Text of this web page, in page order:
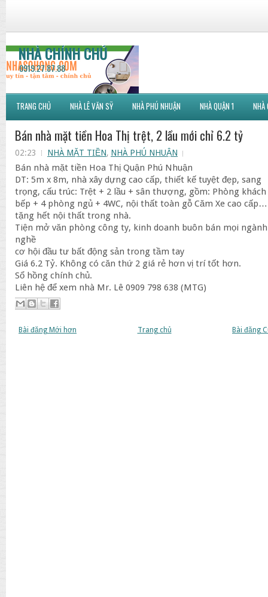
NHÀ CHÍNH CHỦ
0919.27.87.88
TRANG CHỦ NHÀ LÊ VĂN SỸ NHÀ PHÚ NHUẬN NHÀ QUẬN 1 NHÀ
Bán nhà mặt tiền Hoa Thị trệt, 2 lầu mới chỉ 6.2 tỷ
02:23 NHÀ MẶT TIỀN, NHÀ PHÚ NHUẬN
Bán nhà mặt tiền Hoa Thị Quận Phú Nhuận
DT: 5m x 8m, nhà xây dựng cao cấp, thiết kế tuyệt đẹp, sang
trọng, cấu trúc: Trệt + 2 lầu + sân thượng, gồm: Phòng khách
bếp + 4 phòng ngủ + 4WC, nội thất toàn gỗ Căm Xe cao cấp…
tặng hết nội thất trong nhà.
Tiện mở văn phòng công ty, kinh doanh buôn bán mọi ngành
nghề
cơ hội đầu tư bất động sản trong tầm tay
Giá 6.2 Tỷ. Không có căn thứ 2 giá rẻ hơn vị trí tốt hơn.
Sổ hồng chính chủ.
Liên hệ để xem nhà Mr. Lê 0909 798 638 (MTG)
Bài đăng Mới hơn Bài đăng
Trang chủ